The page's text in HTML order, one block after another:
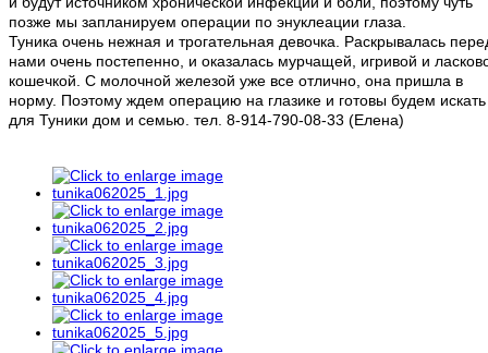
позже мы запланируем операции по энуклеации глаза.
Туника очень нежная и трогательная девочка. Раскрывалась
нами очень постепенно, и оказалась мурчащей, игривой и
кошечкой. С молочной железой уже все отлично, она пришла в
норму. Поэтому ждем операцию на глазике и готовы будем искать
для Туники дом и семью. тел. 8-914-790-08-33 (Елена)